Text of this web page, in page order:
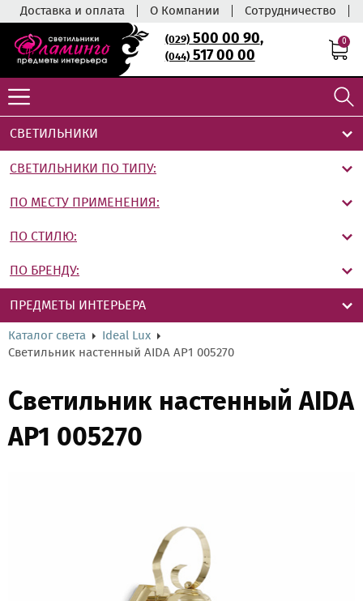
Доставка и оплата О Компании Сотрудничество
(029)500 00 90,
(044)517 00 00
0
СВЕТИЛЬНИКИ
СВЕТИЛЬНИКИ ПО ТИПУ:
ПО МЕСТУ ПРИМЕНЕНИЯ:
ПО СТИЛЮ:
ПО БРЕНДУ:
ПРЕДМЕТЫ ИНТЕРЬЕРА
Каталог света
Ideal Lux
Светильник настенный AIDA AP1 005270
Светильник настенный AIDA
AP1 005270